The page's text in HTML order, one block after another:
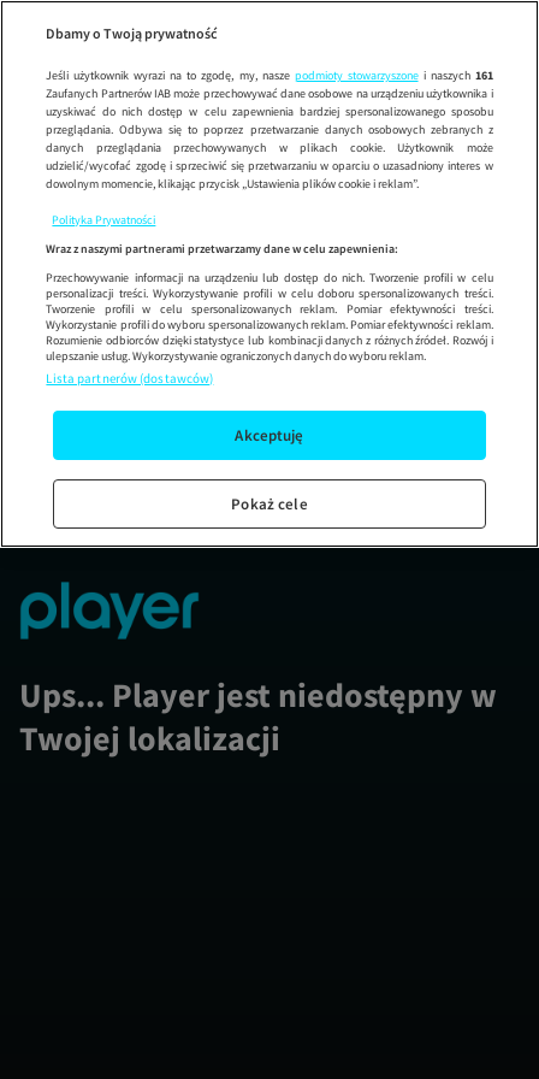
Wypróbuj aplikację mobilną
Korzystaj z łatwiejszej nawigacji i ciesz się szybszym
Ups... Player jest niedostępny w
Twojej lokalizacji
Dbamy o Twoją prywatność
Jeśli użytkownik wyrazi na to zgodę, my, nasze podmioty stowarzyszonei naszych 161
Zaufanych Partnerów IAB może przechowywać dane osobowe na urządzeniu użytkownika i
uzyskiwać do nich dostęp w celu zapewnienia bardziej spersonalizowanego sposobu
przeglądania. Odbywa się to poprzez przetwarzanie danych osobowych zebranych z
danych przeglądania przechowywanych w plikach cookie. Użytkownik może
udzielić/wycofać zgodę i sprzeciwić się przetwarzaniu w oparciu o uzasadniony interes w
dowolnym momencie, klikając przycisk „Ustawienia plików cookie i reklam”.
Polityka Prywatności
Wraz z naszymi partnerami przetwarzamy dane w celu zapewnienia:
Przechowywanie informacji na urządzeniu lub dostęp do nich. Tworzenie profili w celu
personalizacji treści. Wykorzystywanie profili w celu doboru spersonalizowanych treści.
Tworzenie profili w celu spersonalizowanych reklam. Pomiar efektywności treści.
Wykorzystanie profili do wyboru spersonalizowanych reklam. Pomiar efektywności reklam.
Rozumienie odbiorców dzięki statystyce lub kombinacji danych z różnych źródeł. Rozwój i
ulepszanie usług. Wykorzystywanie ograniczonych danych do wyboru reklam.
Lista partnerów (dostawców)
Akceptuję
Pokaż cele